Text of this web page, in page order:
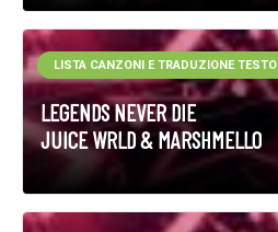
LEGENDS NEVER DIE
JUICE WRLD & MARSHMELLO
LISTA CANZONI E TRADUZIONE TESTO